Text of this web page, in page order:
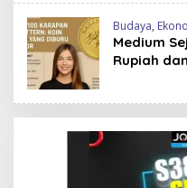
Budaya,
Medium
Rupiah